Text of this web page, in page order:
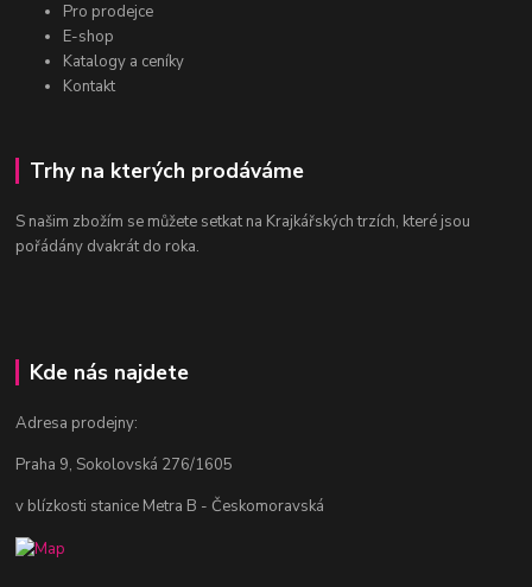
Pro prodejce
E-shop
Katalogy a ceníky
Kontakt
Trhy na kterých prodáváme
S našim zbožím se můžete setkat na Krajkářských trzích, které jsou
pořádány dvakrát do roka.
Kde nás najdete
Adresa prodejny:
Praha 9, Sokolovská 276/1605
v blízkosti stanice Metra B - Českomoravská